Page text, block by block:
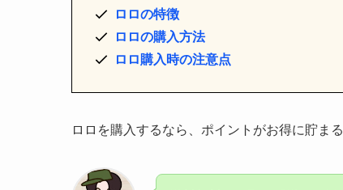
ロロの特徴
ロロの購入方法
ロロ購入時の注意点
ロロを購入するなら、ポイントがお得に貯まる